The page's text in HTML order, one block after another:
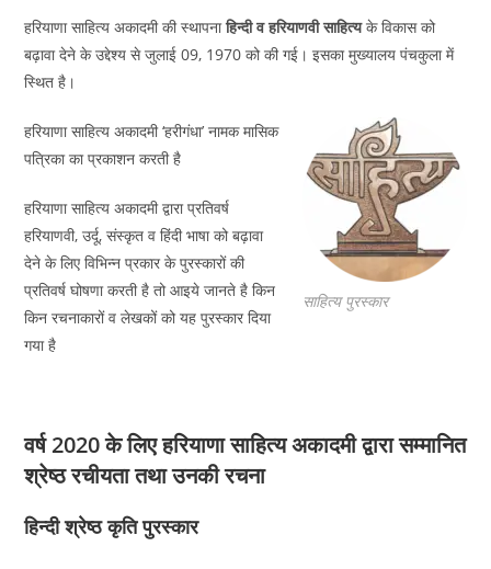
हरियाणा साहित्य अकादमी की स्थापनाहिन्दी व हरियाणवी साहित्यके विकास को
बढ़ावा देने के उद्देश्य से जुलाई 09, 1970 को की गई। इसका मुख्यालय पंचकुला में
स्थित है।
साहित्य पुरस्कार
हरियाणा साहित्य अकादमी ‘हरीगंधा’ नामक मासिक
पत्रिका का प्रकाशन करती है
हरियाणा साहित्य अकादमी द्वारा प्रतिवर्ष
हरियाणवी, उर्दू, संस्कृत व हिंदी भाषा को बढ़ावा
देने के लिए विभिन्न प्रकार के पुरस्कारों की
प्रतिवर्ष घोषणा करती है तो आइये जानते है किन
किन रचनाकारों व लेखकों को यह पुरस्कार दिया
गया है
वर्ष 2020 के लिए हरियाणा साहित्य अकादमी द्वारा सम्मानित
श्रेष्ठ रचीयता तथा उनकी रचना
हिन्दी श्रेष्ठ कृति पुरस्कार